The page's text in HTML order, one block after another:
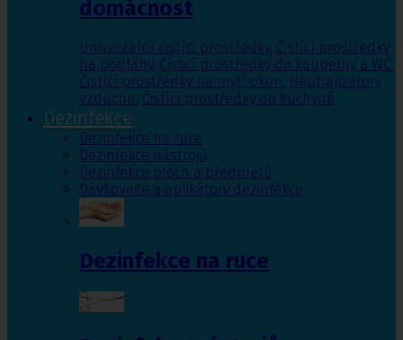
domácnost
Univerzální čistící prostředky, Čistící prostředky
na podlahy, Čisticí prostředky do koupelny a WC,
Čistící prostředky na mytí oken, Neutralizátory
vzduchu, Čistící prostředky do kuchyně
Dezinfekce
Dezinfekce na ruce
Dezinfekce nástrojů
Dezinfekce ploch a předmětů
Dávkovače a aplikátory dezinfekce
Dezinfekce na ruce